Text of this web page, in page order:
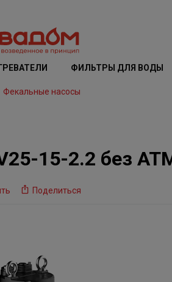
ФИЛЬТРЫ ДЛЯ ВОДЫ
Фекальные насосы
15-2.2 без
Поделиться